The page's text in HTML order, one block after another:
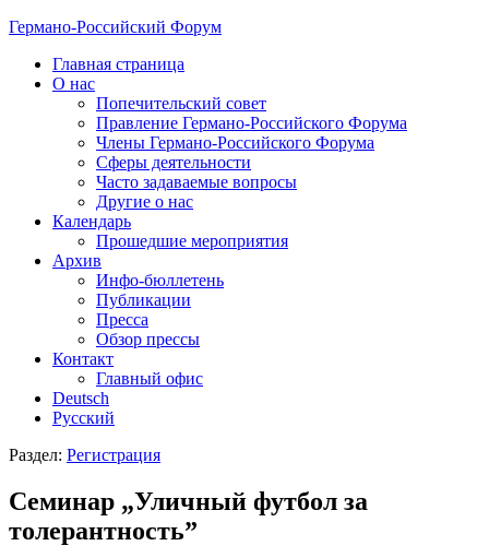
Германо-Российский Форум
Главная страница
О нас
Попечительский совет
Правление Германо-Российского Форума
Члены Германо-Российского Форума
Сферы деятельности
Часто задаваемые вопросы
Другие о нас
Календарь
Прошедшие мероприятия
Архив
Инфо-бюллетень
Публикации
Пресса
Обзор прессы
Контакт
Главный офис
Deutsch
Русский
Раздел: Регистрация
Семинар „Уличный футбол за
толерантность”